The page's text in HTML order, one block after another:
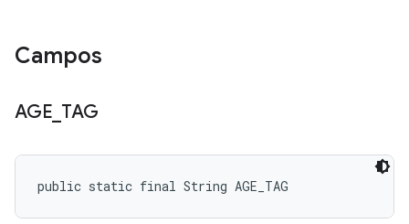
Campos
AGE TAG
public static final String AGE_TAG